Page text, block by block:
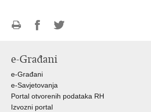
FacebookuTwitteru
e-Građani
e-Građani
e-Savjetovanja
Portal otvorenih podataka RH
Izvozni portal